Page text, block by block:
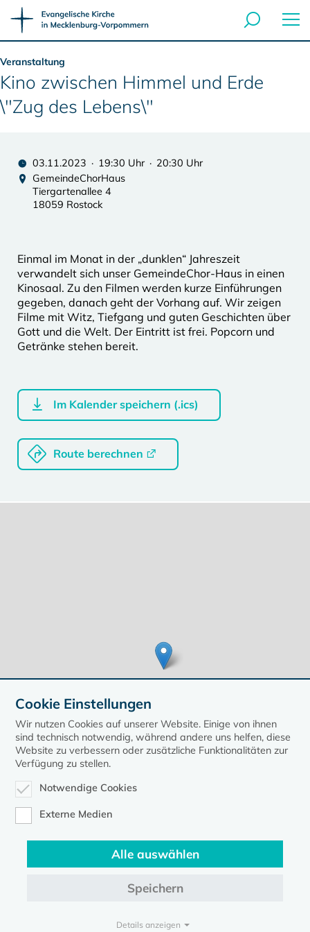
Veranstaltung
Kino zwischen Himmel und Erde
\"Zug des Lebens\"
03.11.2023 · 19:30 Uhr · 20:30 Uhr
GemeindeChorHaus
Tiergartenallee 4
18059 Rostock
Einmal im Monat in der „dunklen“ Jahreszeit
verwandelt sich unser GemeindeChor-Haus in einen
Kinosaal. Zu den Filmen werden kurze Einführungen
gegeben, danach geht der Vorhang auf. Wir zeigen
Filme mit Witz, Tiefgang und guten Geschichten über
Gott und die Welt. Der Eintritt ist frei. Popcorn und
Getränke stehen bereit.
Im Kalender speichern (.ics)
Route berechnen
zurück zur Übersicht der Veranstaltungen
Datenschutz
Evangelische Kirche in Mecklenburg-Vorpommern © 2026
Cookie Einstellungen
Wir nutzen Cookies auf unserer Website. Einige von ihnen
sind technisch notwendig, während andere uns helfen, diese
Website zu verbessern oder zusätzliche Funktionalitäten zur
Verfügung zu stellen.
Notwendige Cookies
Externe Medien
Alle auswählen
Speichern
Details anzeigen